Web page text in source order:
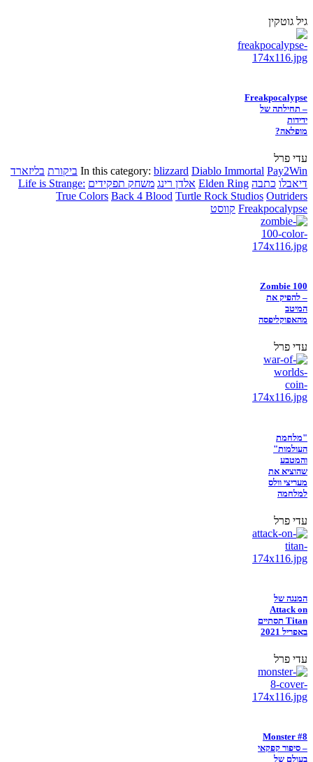
גיל גוטקין
Freakpocalypse
– תחילתה של
ידידות
מופלאה?
עדי פרל
In this category: blizzard Diablo Immortal Pay2Win ביקורת בליזארד
דיאבלו כתבה Elden Ring אלדן רינג משחק תפקידים Life is Strange:
True Colors Back 4 Blood Turtle Rock Studios Outriders
Freakpocalypse קווסט
Zombie 100
– להפיק את
המיטב
מהאפוקליפסה
עדי פרל
"מלחמת
העולמות"
והמטבע
שהוציא את
מעריצי וולס
למלחמה
עדי פרל
המנגה של
Attack on
Titan תסתיים
באפריל 2021
עדי פרל
Monster #8
– סיפור קפקאי
בעולם של